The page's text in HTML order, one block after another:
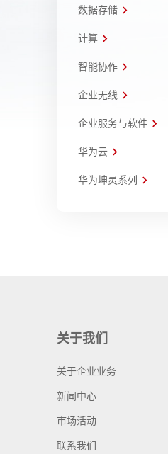
数据存储
计算
智能协作
企业无线
企业服务与软件
华为云
华为坤灵系列
关于我们
关于企业业务
新闻中心
市场活动
联系我们